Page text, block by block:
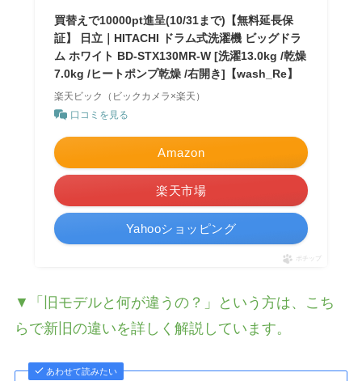
買替えで10000pt進呈(10/31まで)【無料延長保
証】 日立｜HITACHI ドラム式洗濯機 ビッグドラ
ム ホワイト BD-STX130MR-W [洗濯13.0kg /乾燥
7.0kg /ヒートポンプ乾燥 /右開き]【wash_Re】
楽天ビック（ビックカメラ×楽天）
口コミを見る
Amazon
楽天市場
Yahooショッピング
ポチップ
▼「旧モデルと何が違うの？」という方は、こち
らで新旧の違いを詳しく解説しています。
あわせて読みたい